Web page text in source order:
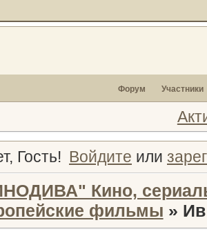
Форум Участники
Гость! Войдите или
Кино,
фильмы »